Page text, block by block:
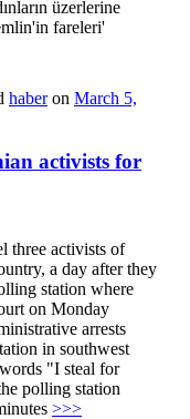
üzerlerine
fareleri'
haberon March 5,
activists for
three activists of
a day after they
station where
on Monday
arrests
in southwest
"I steal for
polling station
>>>